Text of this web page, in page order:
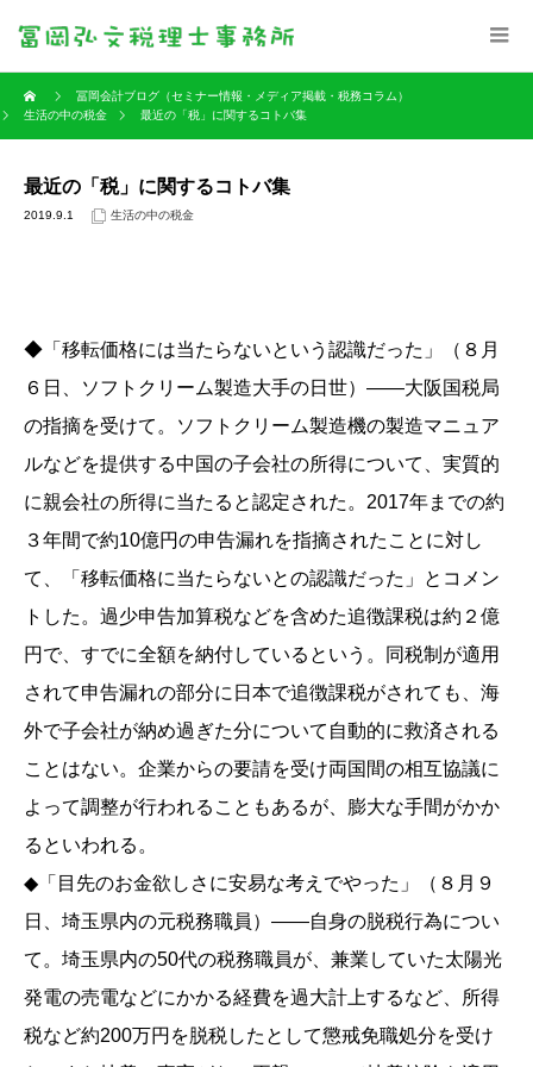
冨岡会計ブログ（セミナー情報・メディア掲載・税務コラム）
生活の中の税金
最近の「税」に関するコトバ集
最近の「税」に関するコトバ集
2019.9.1 生活の中の税金
◆「移転価格には当たらないという認識だった」（８月
６日、ソフトクリーム製造大手の日世）――大阪国税局
の指摘を受けて。ソフトクリーム製造機の製造マニュア
ルなどを提供する中国の子会社の所得について、実質的
に親会社の所得に当たると認定された。2017年までの約
３年間で約10億円の申告漏れを指摘されたことに対し
て、「移転価格に当たらないとの認識だった」とコメン
トした。過少申告加算税などを含めた追徴課税は約２億
円で、すでに全額を納付しているという。同税制が適用
されて申告漏れの部分に日本で追徴課税がされても、海
外で子会社が納め過ぎた分について自動的に救済される
ことはない。企業からの要請を受け両国間の相互協議に
よって調整が行われることもあるが、膨大な手間がかか
るといわれる。
◆「目先のお金欲しさに安易な考えでやった」（８月９
日、埼玉県内の元税務職員）――自身の脱税行為につい
て。埼玉県内の50代の税務職員が、兼業していた太陽光
発電の売電などにかかる経費を過大計上するなど、所得
税など約200万円を脱税したとして懲戒免職処分を受け